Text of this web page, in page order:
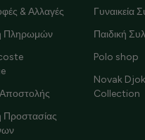
& Αλλαγές
Πληρωμών
Προστασίας
Γυναικεία
Παιδική
Polo shop
Novak
Collection